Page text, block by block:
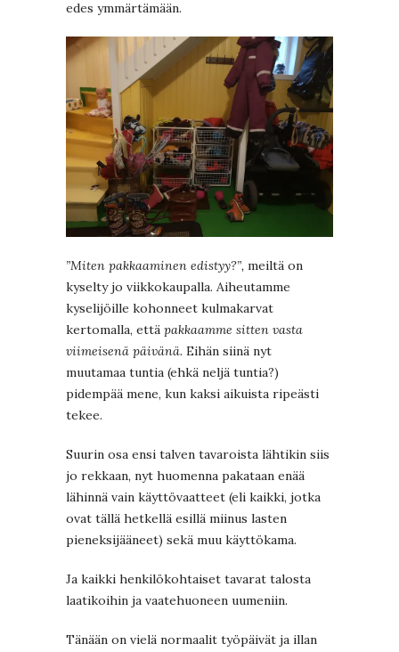
edes ymmärtämään.
”Miten pakkaaminen edistyy?”, meiltä on
kyselty jo viikkokaupalla. Aiheutamme
kyselijöille kohonneet kulmakarvat
kertomalla, että pakkaamme sitten vasta
viimeisenä päivänä. Eihän siinä nyt
muutamaa tuntia (ehkä neljä tuntia?)
pidempää mene, kun kaksi aikuista ripeästi
tekee.
Suurin osa ensi talven tavaroista lähtikin siis
jo rekkaan, nyt huomenna pakataan enää
lähinnä vain käyttövaatteet (eli kaikki, jotka
ovat tällä hetkellä esillä miinus lasten
pieneksijääneet) sekä muu käyttökama.
Ja kaikki henkilökohtaiset tavarat talosta
laatikoihin ja vaatehuoneen uumeniin.
Tänään on vielä normaalit työpäivät ja illan